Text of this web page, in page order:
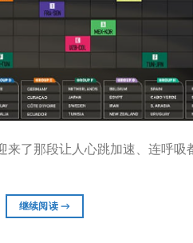
来了那段让人心跳加速、连呼吸
继续阅读→